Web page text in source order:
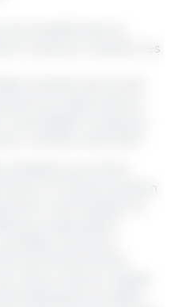
rural pour soutenir les
liquidité pourra être
par le Fonds européen
rural (Feader) et
qui risqueraient
États membres
% de financement
mise en œuvre rapide
les aides